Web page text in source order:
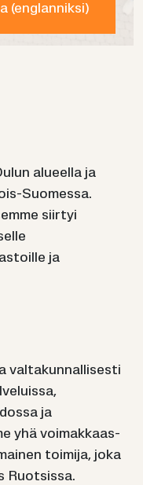
(englanniksi)
alueella ja
Suomessa.
siirtyi
ja
valtakunnallisesti
ja
yhä voi­mak­kaas­
toi­mi­ja, joka
Ruot­sis­sa.